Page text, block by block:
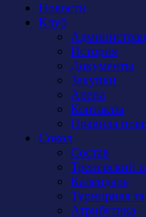
Новости
Клуб
История
Документы
Закупки
Арена
Контакты
Правила
Сокол
Состав
Тренерский
Календарь
Турнирная
Атрибутика